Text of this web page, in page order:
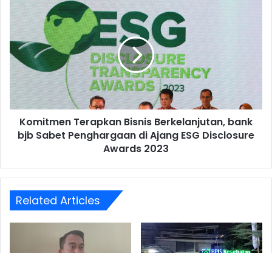
Komitmen
Terapkan
Bisnis
Berkelanjutan,
bank
bjb
Sabet
Penghargaan
di
Ajang
ESG
2023
Komitmen Terapkan Bisnis Berkelanjutan, bank
bjb Sabet Penghargaan di Ajang ESG Disclosure
Awards 2023
Related Articles